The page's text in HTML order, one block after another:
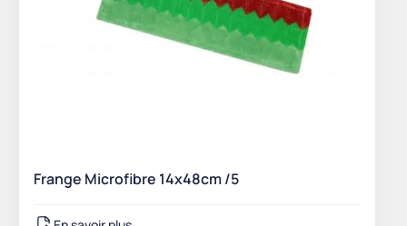
Frange Microfibre 14x48cm /5